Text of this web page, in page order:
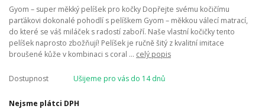
Gyom – super měkký pelíšek pro kočky Dopřejte svému kočičímu
parťákovi dokonalé pohodlí s pelíškem Gyom – měkkou válecí matrací,
do které se váš miláček s radostí zaboří. Naše vlastní kočičky tento
pelíšek naprosto zbožňují! Pelíšek je ručně šitý z kvalitní imitace
broušené kůže v kombinaci s coral ... celý popis
Dostupnost Ušijeme pro vás do 14 dnů
Nejsme plátci DPH